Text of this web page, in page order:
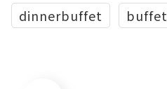
dinnerbuffet
buffet